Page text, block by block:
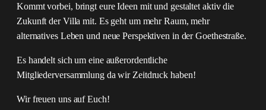
Kommt vorbei, bringt eure Ideen mit und gestaltet aktiv die
Zukunft der Villa mit. Es geht um mehr Raum, mehr
alternatives Leben und neue Perspektiven in der Goethestraße.
Es handelt sich um eine außerordentliche
Mitgliederversammlung da wir Zeitdruck haben!
Wir freuen uns auf Euch!